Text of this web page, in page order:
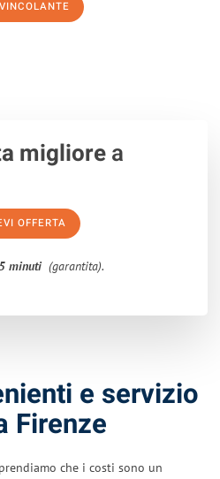
migliorea
OFFERTA
minuti (garantita).
e servizio
Firenze
che i costi sono un